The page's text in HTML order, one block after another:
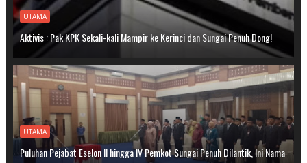
UTAMA
Aktivis : Pak KPK Sekali-kali Mampir ke Kerinci dan Sungai Penuh Dong!
UTAMA
Puluhan Pejabat Eselon II hingga IV Pemkot Sungai Penuh Dilantik, Ini Nama